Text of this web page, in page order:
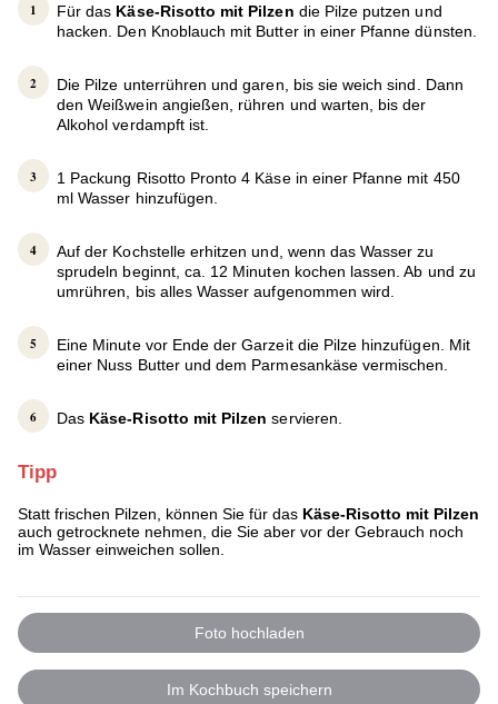
Für das Käse-Risotto mit Pilzen die Pilze putzen und
hacken. Den Knoblauch mit Butter in einer Pfanne dünsten.
Die Pilze unterrühren und garen, bis sie weich sind. Dann
den Weißwein angießen, rühren und warten, bis der
Alkohol verdampft ist.
1 Packung Risotto Pronto 4 Käse in einer Pfanne mit 450
ml Wasser hinzufügen.
Auf der Kochstelle erhitzen und, wenn das Wasser zu
sprudeln beginnt, ca. 12 Minuten kochen lassen. Ab und zu
umrühren, bis alles Wasser aufgenommen wird.
Eine Minute vor Ende der Garzeit die Pilze hinzufügen. Mit
einer Nuss Butter und dem Parmesankäse vermischen.
Das Käse-Risotto mit Pilzen servieren.
Tipp
Statt frischen Pilzen, können Sie für das Käse-Risotto mit Pilzen
auch getrocknete nehmen, die Sie aber vor der Gebrauch noch
im Wasser einweichen sollen.
Foto hochladen
Im Kochbuch speichern